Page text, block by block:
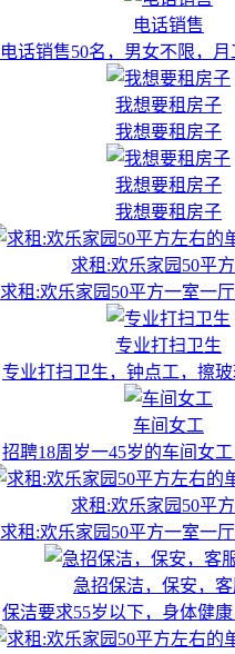
电话销售
电话销售50名，男女不限，月
我想要租房子
我想要租房子
我想要租房子
我想要租房子
求租:欢乐家园50平
求租:欢乐家园50平方一室一
专业打扫卫生
专业打扫卫生，钟点工，擦
车间女工
招聘18周岁一45岁的车间女
求租:欢乐家园50平
求租:欢乐家园50平方一室一
急招保洁，保安，客
保洁要求55岁以下，身体健